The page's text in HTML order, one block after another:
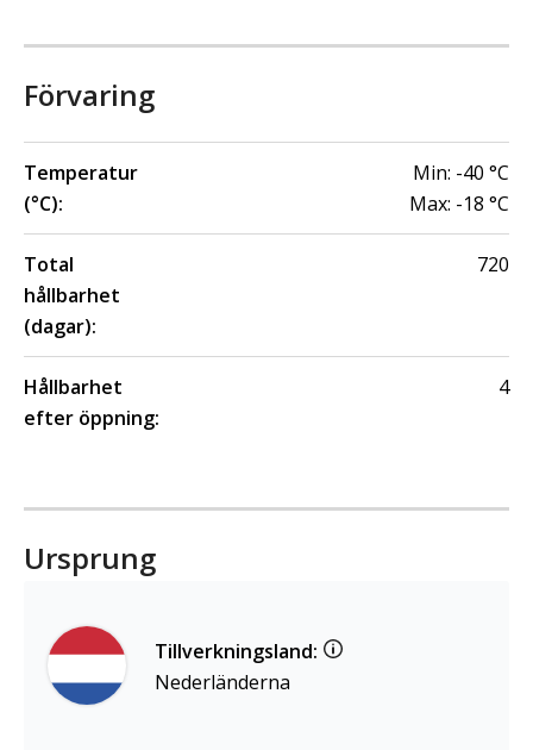
Förvaring
Temperatur
(°C):
Min: -40 °C
Max: -18 °C
Total
hållbarhet
(dagar):
720
Hållbarhet
efter öppning:
4
Ursprung
Tillverkningsland:
Nederländerna